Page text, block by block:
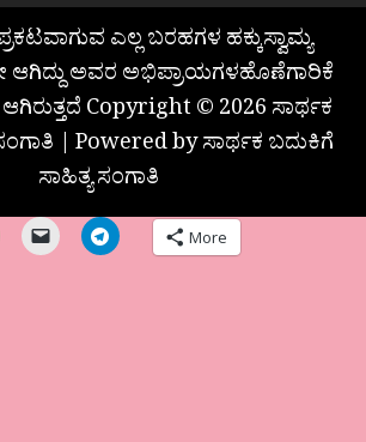
ಎಲ್ಲ ಬರಹಗಳ ಹಕ್ಕುಸ್ವಾಮ್ಯ
ಅವರ ಅಭಿಪ್ರಾಯಗಳಹೊಣೆಗಾರಿಕೆ
Copyright © 2026 ಸಾರ್ಥಕ
| Powered by ಸಾರ್ಥಕ ಬದುಕಿಗೆ
ಸಾಹಿತ್ಯ ಸಂಗಾತಿ
More